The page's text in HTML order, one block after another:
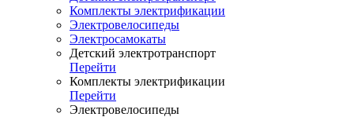
Комплекты электрификации
Электровелосипеды
Электросамокаты
Детский электротранспорт
Перейти
Комплекты электрификации
Перейти
Электровелосипеды